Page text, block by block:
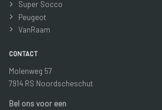
Super Socco
Peugeot
VanRaam
CONTACT
Molenweg 57
7914 RS Noordscheschut
Bel ons voor een